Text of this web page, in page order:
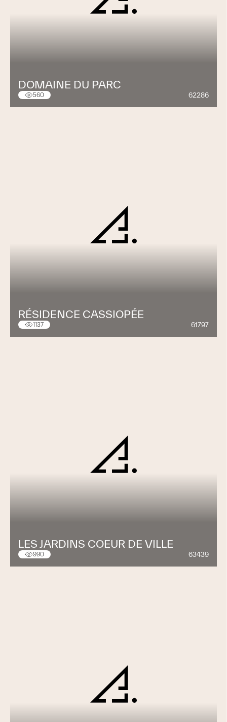
DOMAINE DU PARC
560 62286
RÉSIDENCE CASSIOPÉE
1137 61797
LES JARDINS COEUR DE VILLE
990 63439